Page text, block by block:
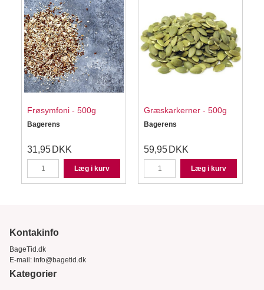
Frøsymfoni - 500g
Bagerens
31,95 DKK
Læg i kurv
Græskarkerner - 500g
Bagerens
59,95 DKK
Læg i kurv
Kontakinfo
BageTid.dk
E-mail: info@bagetid.dk
Kategorier